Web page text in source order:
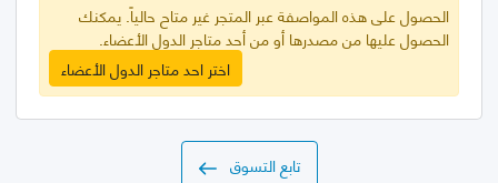
الحصول على هذه المواصفة عبر المتجر غير متاح حالياً. يمكنك
الحصول عليها من مصدرها أو من أحد متاجر الدول الأعضاء.
اختر احد متاجر الدول الأعضاء
تابع التسوق